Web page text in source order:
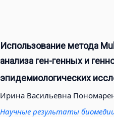
Использование метода
анализа ген-генных и
эпидемиологических
Ирина Васильевна
Научные результаты